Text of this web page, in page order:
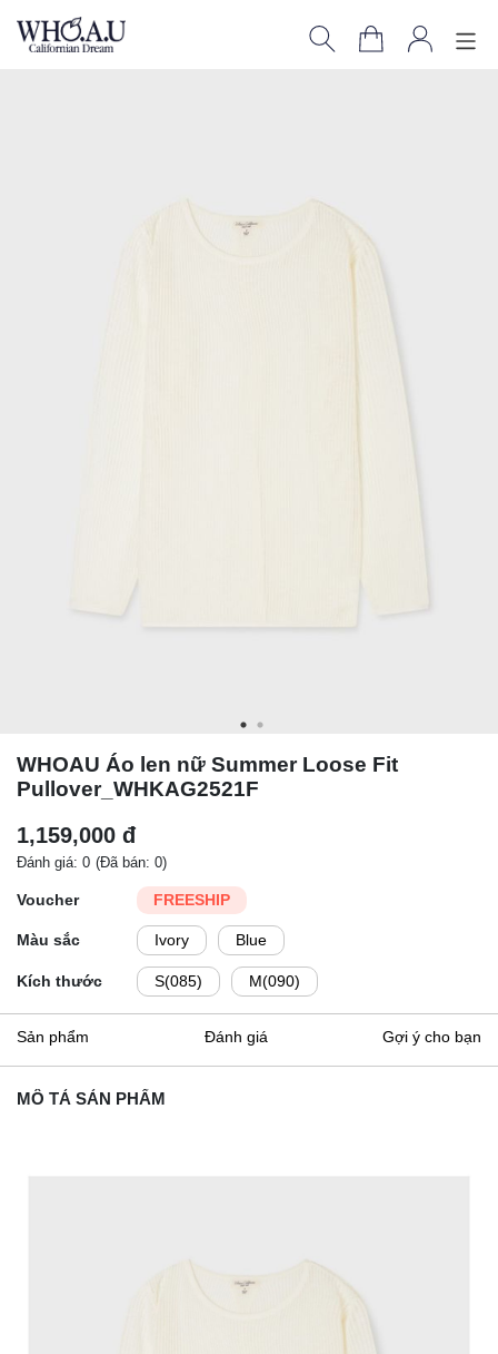
WHOAU Áo len nữ Summer Loose Fit
Pullover_WHKAG2521F
1,159,000 đ
Đánh giá: 0 (Đã bán: 0)
Voucher FREESHIP
Màu sắc Ivory Blue
Kích thước S(085) M(090)
Sản phẩm Đánh giá Gợi ý cho bạn
MÔ TẢ SẢN PHẨM